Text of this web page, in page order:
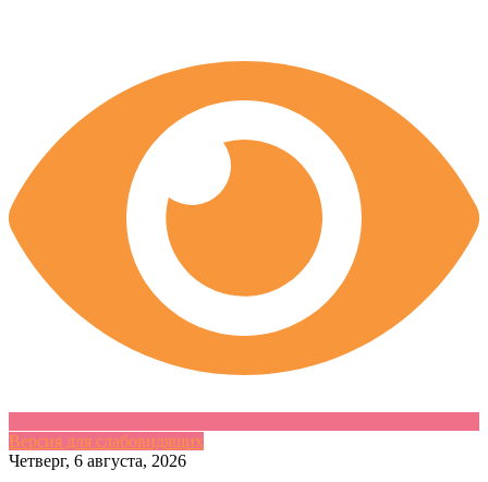
Версия для слабовидящих
Skip
Четверг, 6 августа, 2026